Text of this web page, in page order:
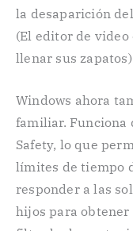
la desaparición
(El editor de
llenar sus
Windows ahora
familiar. Funciona
Safety, lo que
límites de tiempo
responder a las
hijos para